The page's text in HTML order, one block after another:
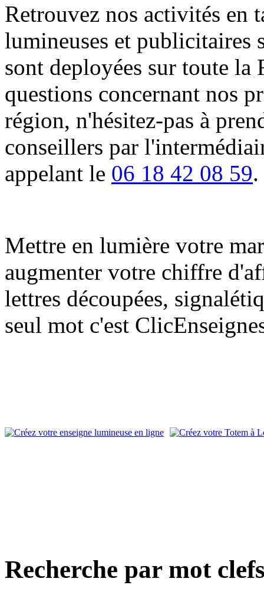
Retrouvez nos activités en
lumineuses et publicitaires
sont deployées sur toute la
questions concernant nos
région, n'hésitez-pas à
conseillers par
appelant le 06 18 42 08 59.
Mettre en lumière votre
augmenter votre chiffre
lettres découpées,
seul mot c'est
Recherche par mot